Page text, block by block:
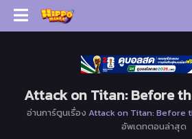
Attack on Titan: Before
อ่านการ์ตูนเรื่อง Attack on Titan: Before
อัพเดทตอนล่าสุด